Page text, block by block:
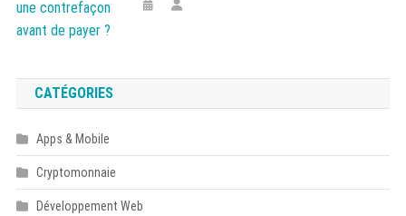
CATÉGORIES
Apps & Mobile
Cryptomonnaie
Développement Web